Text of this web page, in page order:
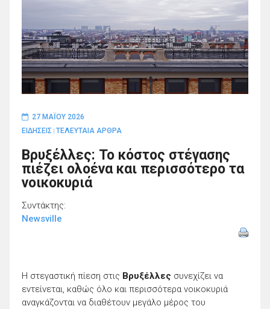
27 ΜΑΪ́ΟΥ 2026
ΕΙΔΗΣΕΙΣ ΤΕΛΕΥΤΑΙΑ ΑΡΘΡΑ
Βρυξέλλες: Το κόστος στέγασης
πιέζει ολοένα και περισσότερο τα
νοικοκυριά
Συντάκτης:
Newsville
Η στεγαστική πίεση στις Βρυξέλλες συνεχίζει να
εντείνεται, καθώς όλο και περισσότερα νοικοκυριά
αναγκάζονται να διαθέτουν μεγάλο μέρος του